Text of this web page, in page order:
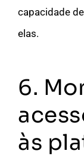
capacidade
elas.
6.
às